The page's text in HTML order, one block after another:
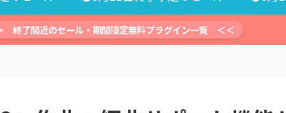
終了間近のセール・期間限定無料プラグイン一覧 ＜＜